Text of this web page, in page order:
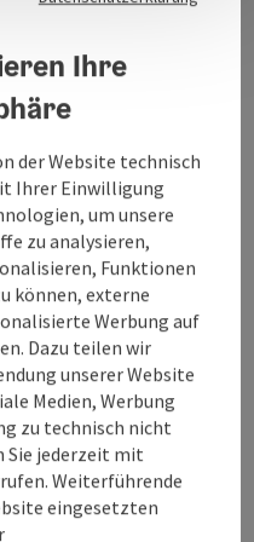
Ihre
der Website technisch
Ihrer Einwilligung
um unsere
zu analysieren,
Funktionen
können, externe
Werbung auf
Dazu teilen wir
unserer Website
Medien, Werbung
zu technisch nicht
Sie jederzeit mit
Weiterführende
eingesetzten